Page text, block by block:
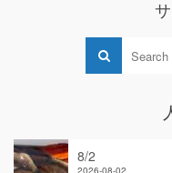
8/2
2026-08-02